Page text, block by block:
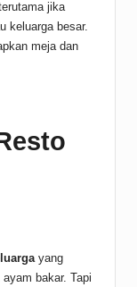
terutama jika
keluarga besar.
meja dan
yang
bakar. Tapi